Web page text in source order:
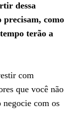
dessa
precisam, como
terão a
com
que você não
com os